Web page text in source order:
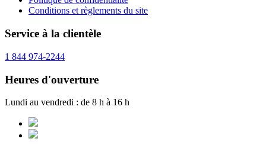
Conditions et règlements du site
Service à la clientèle
1 844 974-2244
Heures d'ouverture
Lundi au vendredi : de 8 h à 16 h